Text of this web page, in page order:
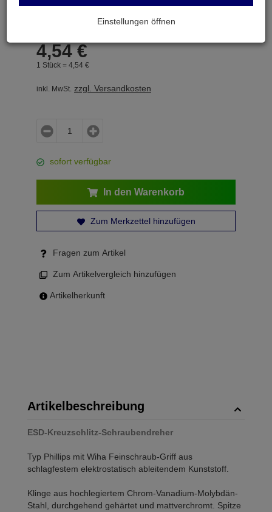
4,54 €
1 Stück = 4, 54 €
inkl. MwSt. zzgl. Versandkosten
sofort verfügbar
In den Warenkorb
Zum Merkzettel hinzufügen
Fragen zum Artikel
Zum Artikelvergleich hinzufügen
Artikelherkunft
Artikelbeschreibung
ESD-Kreuzschlitz-Schraubendreher
Typ Phillips mit Wiha Feinschraub-Griff aus
schlagfestem elektrostatisch ableitendem Kunststoff.
Klinge aus hochlegiertem Chrom-Vanadium-Molybdän-
Stahl, durchgehend gehärtet und mattverchromt. Spitze
Einstellungen öffnen